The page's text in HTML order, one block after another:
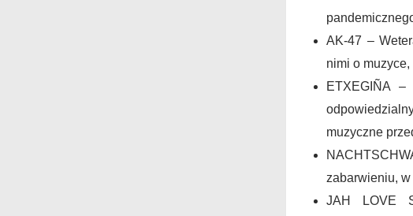
AK-47 –
nimi o
ETXEGIÑA
muzyczne
zabarwieniu,
JAH LOVE